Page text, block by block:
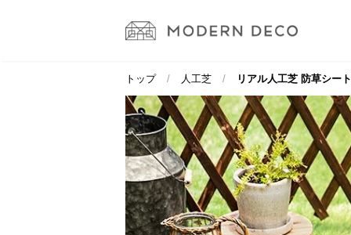
トップ 人工芝 リアル人工芝 防草シー